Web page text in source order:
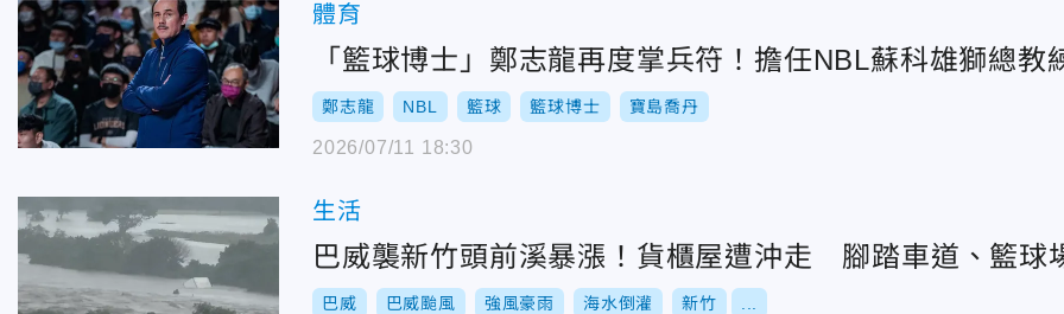
體育
「籃球博士」鄭志龍再度掌兵符！擔任NBL蘇科雄獅總教
鄭志龍 NBL 籃球 籃球博士 寶島喬丹
2026/07/11 18:30
生活
巴威襲新竹頭前溪暴漲！貨櫃屋遭沖走 腳踏車道、籃球
巴威 巴威颱風 強風豪雨 海水倒灌 新竹